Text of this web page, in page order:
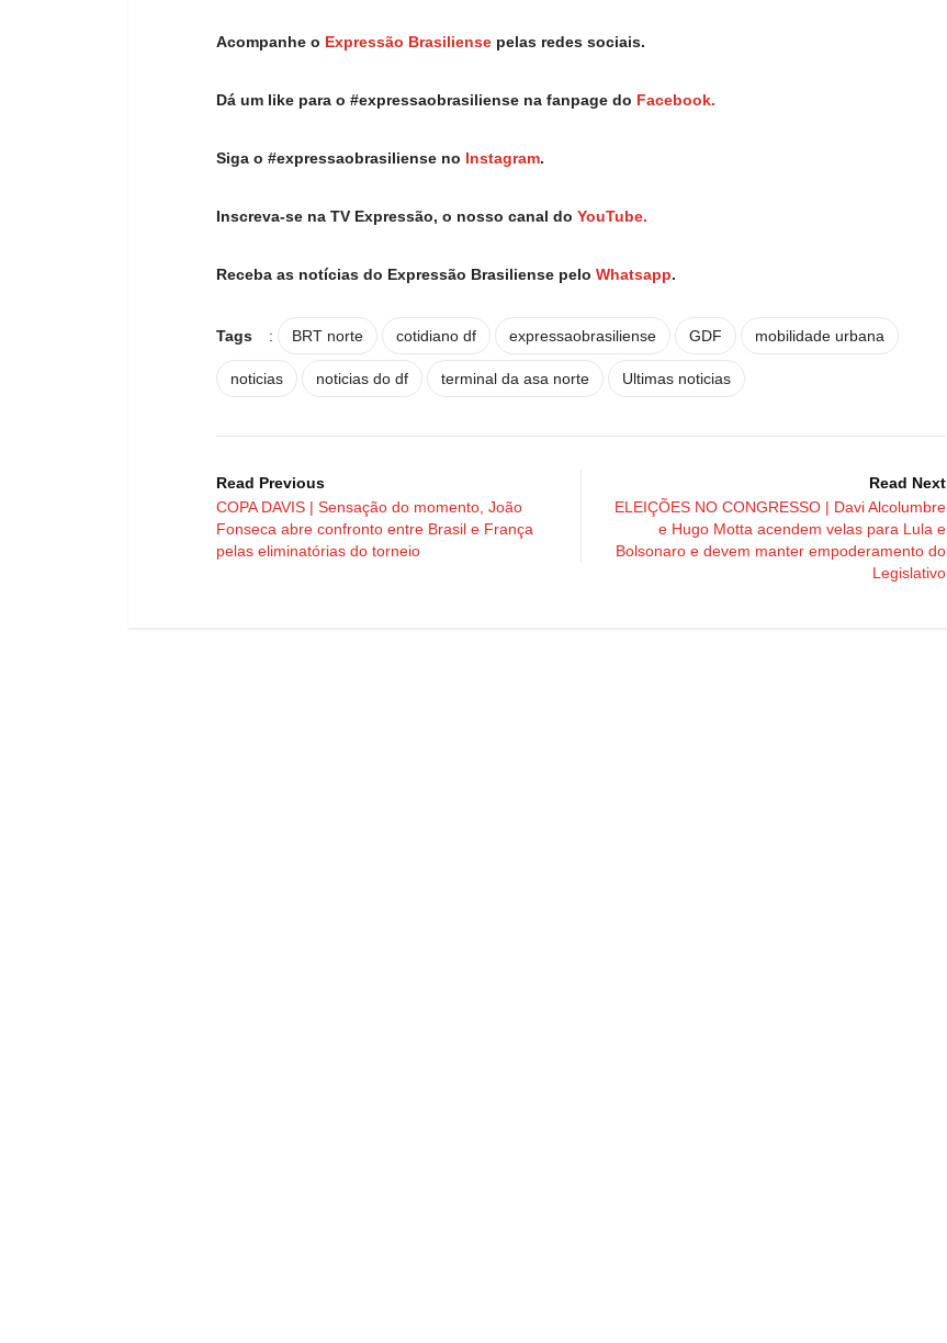
Acompanhe o Expressão Brasiliense pelas redes sociais.
Dá um like para o #expressaobrasiliense na fanpage do Facebook.
Siga o #expressaobrasiliense no Instagram.
Inscreva-se na TV Expressão, o nosso canal do YouTube.
Receba as notícias do Expressão Brasiliense pelo Whatsapp.
Tags : BRT norte cotidiano df expressaobrasiliense GDF mobilidade urbana
noticias noticias do df terminal da asa norte Ultimas noticias
Read Previous
COPA DAVIS | Sensação do momento, João
Fonseca abre confronto entre Brasil e França
pelas eliminatórias do torneio
Read Next
ELEIÇÕES NO CONGRESSO | Davi Alcolumbre
e Hugo Motta acendem velas para Lula e
Bolsonaro e devem manter empoderamento do
Legislativo